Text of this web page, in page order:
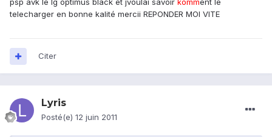
psp avk le lg optimus black et jvoulai savoir komment le
telecharger en bonne kalité mercii REPONDER MOI VITE
Citer
Lyris
Posté(e) 12 juin 2011